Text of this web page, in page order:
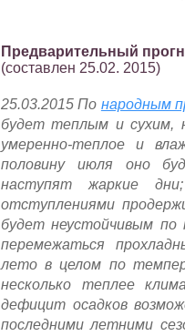
Предварительный
(составлен 25.02. 2015)
25.03.2015 По народным
будет теплым и сухим,
умеренно-теплое и
половину июля оно
наступят жаркие
отступлениями
будет неустойчивым
перемежаться
лето в целом по
несколько теплее
дефицит осадков
последними летними